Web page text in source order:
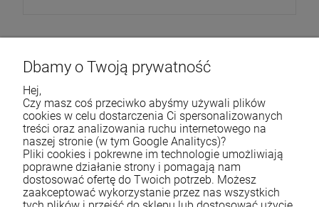
Życzymy udanych zakupów
Skontaktuj się z nami
Tel.:
790 788 353
E-mail: e-sklep@waterjoy.pl
Dbamy o Twoją prywatność
Hej,
Czy masz coś przeciwko abyśmy używali plików
cookies w celu dostarczenia Ci spersonalizowanych
treści oraz analizowania ruchu internetowego na
naszej stronie (w tym Google Analitycs)?
Pliki cookies i pokrewne im technologie umożliwiają
poprawne działanie strony i pomagają nam
dostosować ofertę do Twoich potrzeb. Możesz
zaakceptować wykorzystanie przez nas wszystkich